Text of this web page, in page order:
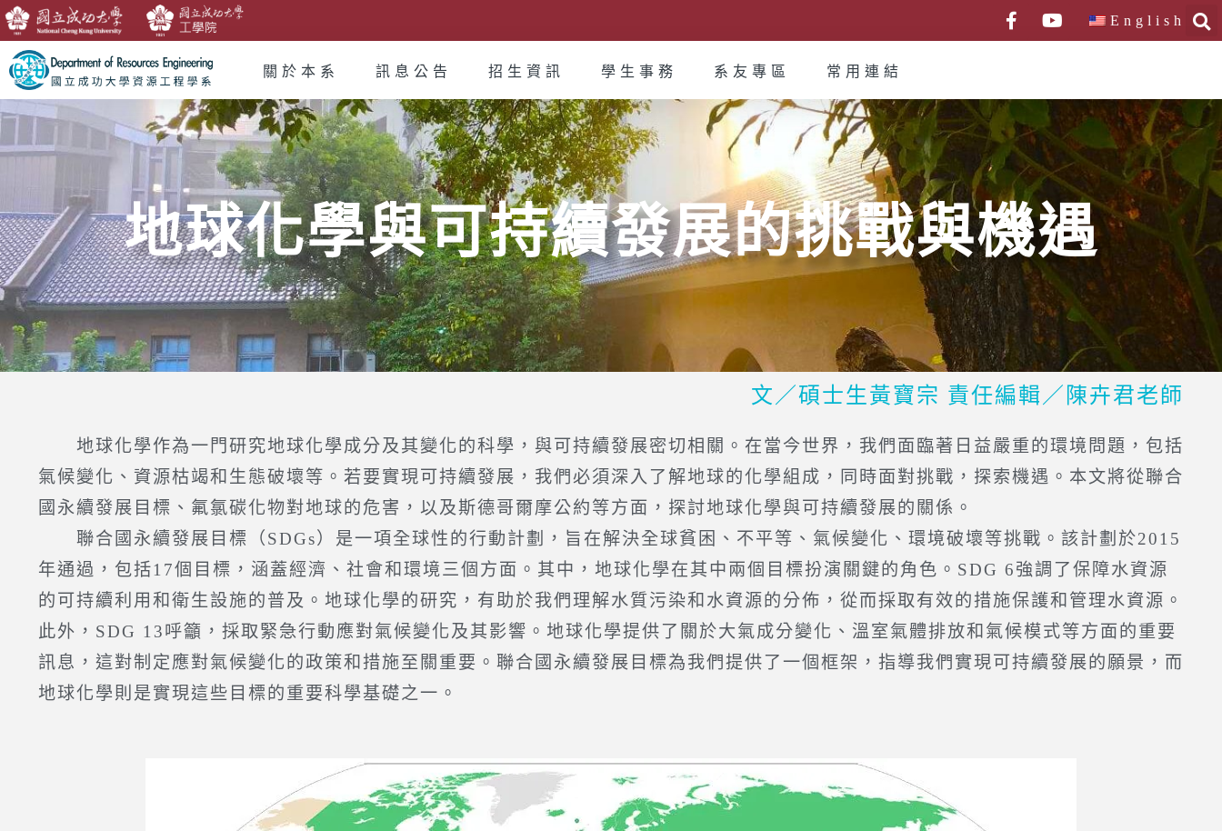
English
關於本系 訊息公告 招生資訊 學生事務 系友專區 常用連結
地球化學與可持續發展的挑戰與機遇
文／碩士生黃寶宗 責任編輯／陳卉君老師
地球化學作為一門研究地球化學成分及其變化的科學，與可持續發展密切相關。在當今世界，我們面臨著日益嚴重的環境問題，包括
氣候變化、資源枯竭和生態破壞等。若要實現可持續發展，我們必須深入了解地球的化學組成，同時面對挑戰，探索機遇。本文將從聯合
國永續發展目標、氟氯碳化物對地球的危害，以及斯德哥爾摩公約等方面，探討地球化學與可持續發展的關係。
聯合國永續發展目標（SDGs）是一項全球性的行動計劃，旨在解決全球貧困、不平等、氣候變化、環境破壞等挑戰。該計劃於2015
年通過，包括17個目標，涵蓋經濟、社會和環境三個方面。其中，地球化學在其中兩個目標扮演關鍵的角色。SDG 6強調了保障水資源
的可持續利用和衛生設施的普及。地球化學的研究，有助於我們理解水質污染和水資源的分佈，從而採取有效的措施保護和管理水資源。
此外，SDG 13呼籲，採取緊急行動應對氣候變化及其影響。地球化學提供了關於大氣成分變化、溫室氣體排放和氣候模式等方面的重要
訊息，這對制定應對氣候變化的政策和措施至關重要。聯合國永續發展目標為我們提供了一個框架，指導我們實現可持續發展的願景，而
地球化學則是實現這些目標的重要科學基礎之一。